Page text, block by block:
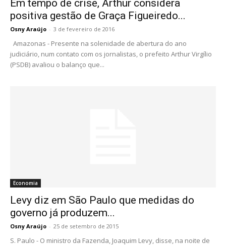
Em tempo de crise, Arthur considera
positiva gestão de Graça Figueiredo...
Osny Araújo - 3 de fevereiro de 2016
Amazonas - Presente na solenidade de abertura do ano
judiciário, num contato com os jornalistas, o prefeito Arthur Virgílio
(PSDB) avaliou o balanço que...
Economia
Levy diz em São Paulo que medidas do
governo já produzem...
Osny Araújo - 25 de setembro de 2015
S. Paulo - O ministro da Fazenda, Joaquim Levy, disse, na noite de